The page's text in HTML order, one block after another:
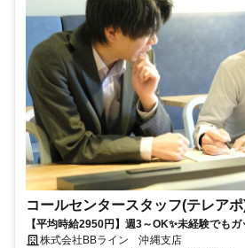
コールセンタースタッフ(テレア
【平均時給2950円】週3～OK✨未経験でもガ
株式会社BBライン 沖縄支店